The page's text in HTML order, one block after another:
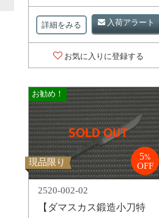
詳細をみる 入荷アラート
お気に入りに登録する
お勧め！
現品限り
5%
OFF
2520-002-02
【ダマスカス鍛造小刀特